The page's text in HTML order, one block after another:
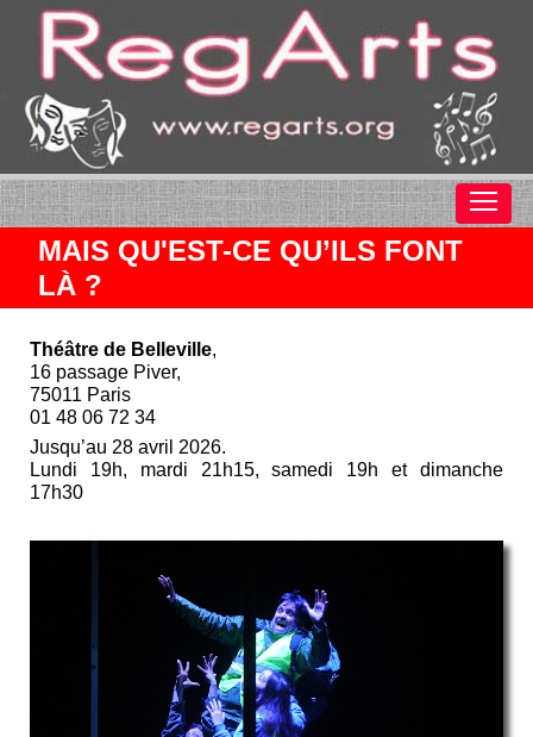
MAIS QU'EST-CE QU’ILS FONT
LÀ ?
Théâtre de Belleville,
16 passage Piver,
75011 Paris
01 48 06 72 34
Jusqu’au 28 avril 2026.
Lundi 19h, mardi 21h15, samedi 19h et dimanche
17h30